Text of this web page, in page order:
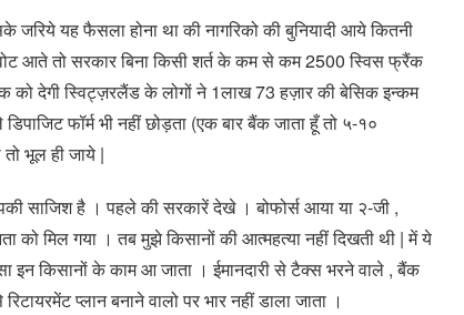
यह फैसला होना था की नागरिको की बुनियादी आये कितनी
आते तो सरकार बिना किसी शर्त के कम से कम 2500 स्विस फ्रैंक
को देगी स्विट्ज़रलैंड के लोगों ने 1लाख 73 हज़ार की बेसिक इन्कम
फॉर्म भी नहीं छोड़ता (एक बार बैंक जाता हूँ तो ५-१०
भूल ही जाये |
साजिश है । पहले की सरकारें देखे । बोफोर्स आया या २-जी ,
को मिल गया । तब मुझे किसानों की आत्महत्या नहीं दिखती थी | में ये
इन किसानों के काम आ जाता । ईमानदारी से टैक्स भरने वाले , बैंक
प्लान बनाने वालो पर भार नहीं डाला जाता ।